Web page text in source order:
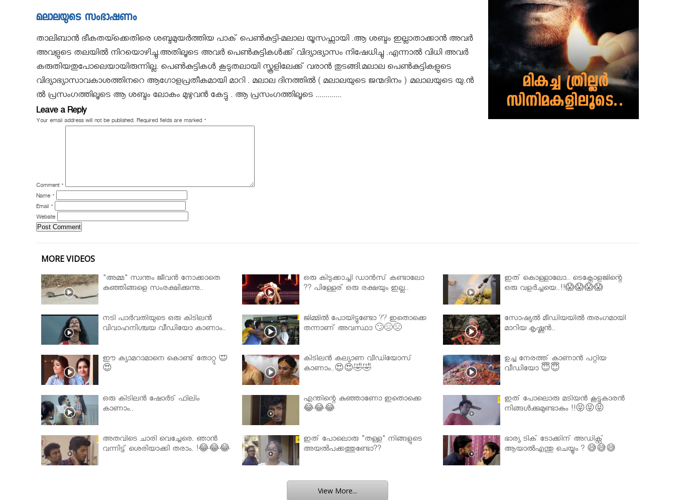
മലാലയുടെ സംഭാഷണം
താലിബാൻ ഭീകതയ്ക്കെതിരെ ശബ്ദമുയർത്തിയ പാക്‌ പെണ്‍കുട്ടി-മലാല യൂസഫ്സായി .ആ ശബ്ദം ഇല്ലാതാക്കാൻ അവർ
അവളുടെ തലയിൽ നിറയൊഴിച്ചു.അതിലൂടെ അവർ പെണ്‍കുട്ടികൾക്ക് വിദ്യാഭ്യാസം നിഷേധിച്ചു .എന്നാൽ വിധി അവർ
കരുതിയതുപോലെയായിരുന്നില്ല. പെണ്‍കുട്ടികൾ കൂടുതലായി സ്കൂളിലേക്ക് വരാൻ തുടങ്ങി.മലാല പെണ്‍കുട്ടികളുടെ
വിദ്യാഭ്യാസാവകാശത്തിനറെ ആഗോളപ്രതീകമായി മാറി . മലാല ദിനത്തിൽ ( മലാലയുടെ ജന്മദിനം ) മലാലയുടെ യു.ൻ
ൽ പ്രസംഗത്തിലൂടെ ആ ശബ്ദം ലോകം മുഴുവൻ കേട്ടു . ആ പ്രസംഗത്തിലൂടെ .............
Leave a Reply
Your email address will not be published. Required fields are marked *
Comment *
Name *
Email *
Website
MORE VIDEOS
"അമ്മ" സ്വന്തം ജീവൻ നോക്കാതെ
കുഞ്ഞിങ്ങളെ സംരക്ഷിക്കുന്നു..
ഒരു കിടുക്കാച്ചി ഡാൻസ് കണ്ടാലോ
?? പിള്ളേര് ഒരു രക്ഷയും ഇല്ല..
ഇത് കൊള്ളാലോ.. ടെക്നോളജിന്റെ
ഒരു വളർച്ചയെ..!!😱😱😱😱
നടി പാർവതിയുടെ ഒരു കിടിലൻ
വിവാഹനിശ്ചയ വീഡിയോ കാണാം..
ജിമ്മിൽ പോയിട്ടുണ്ടോ ?? ഇതൊക്കെ
തന്നാണ് അവസ്ഥാ 🙄😣😣
സോഷ്യൽ മീഡിയയിൽ തരംഗമായി
മാറിയ കൃഷ്ണൻ..
ഈ ക്യാമറാമാനെ കൊണ്ട് തോറ്റു 😍
😍
കിടിലൻ കല്യാണ വീഡിയോസ്
കാണാം..😍😍🤣🤣
ഉച്ച നേരത്ത് കാണാൻ പറ്റിയ
വീഡിയോ 😇😇
ഒരു കിടിലൻ ഷോർട് ഫിലിം
കാണാം..
എന്തിന്റെ കുഞ്ഞാണോ ഇതൊക്കെ
😂😂😂
ഇത് പോലൊരു മടിയൻ കൂട്ടുകാരൻ
നിങ്ങൾക്കുമുണ്ടാകും !!😝😝😝
അതവിടെ ചാരി വെച്ചേരെ. ഞാൻ
വന്നിട്ട് ശെരിയാക്കി തരാം. !😂😂😂
ഇത് പോലൊരു "തള്ള" നിങ്ങളുടെ
അയല്‍പക്കത്തുണ്ടോ??
ഭാര്യ ടിക് ടോക്കിന് അഡിക്റ്റ്
ആയാൽഎന്തു ചെയ്യും ? 😅😅😅
View More...